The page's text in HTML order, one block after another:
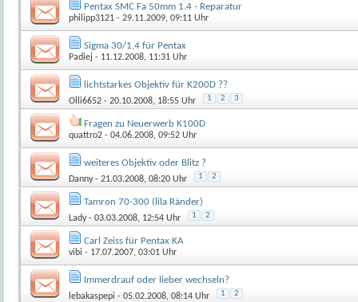
Pentax SMC Fa 50mm 1.4 - Reparatur
philipp3121 - 29.11.2009, 09:11 Uhr
Sigma 30/1,4 für Pentax
Padiej - 11.12.2008, 11:31 Uhr
lichtstarkes Objektiv für K200D ??
Olli6652 - 20.10.2008, 18:55 Uhr 1 2 3
Fragen zu Neuerwerb K100D
quattro2 - 04.06.2008, 09:52 Uhr
weiteres Objektiv oder Blitz ?
Danny- 21.03.2008, 08:20 Uhr 1 2
Tamron 70-300 (lila Ränder)
Lady- 03.03.2008, 12:54 Uhr 1 2
Carl Zeiss für Pentax KA
vibi - 17.07.2007, 03:01 Uhr
Immerdrauf oder lieber wechseln?
lebakaspepi - 05.02.2008, 08:14 Uhr 1 2